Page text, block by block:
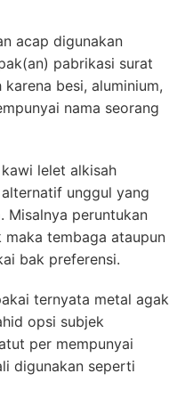
acap digunakan
pabrikasi surat
besi, aluminium,
nama seorang
lelet alkisah
unggul yang
Misalnya peruntukan
tembaga ataupun
bak preferensi.
ternyata metal agak
opsi subjek
per mempunyai
digunakan seperti